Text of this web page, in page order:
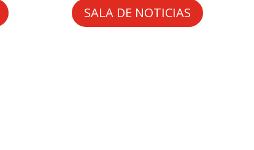
SALA DE NOTICIAS